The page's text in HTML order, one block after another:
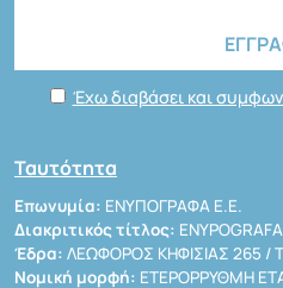
Έχω διαβάσει και
Ταυτότητα
Επωνυμία: ΕΝΥΠΟΓΡΑΦΑ Ε.Ε.
Διακριτικός τίτλος: ENYPOGRAFA
Έδρα: ΛΕΩΦΟΡΟΣ ΚΗΦΙΣΙΑΣ 265 /
Νομική μορφή: ΕΤΕΡΟΡΡΥΘΜΗ